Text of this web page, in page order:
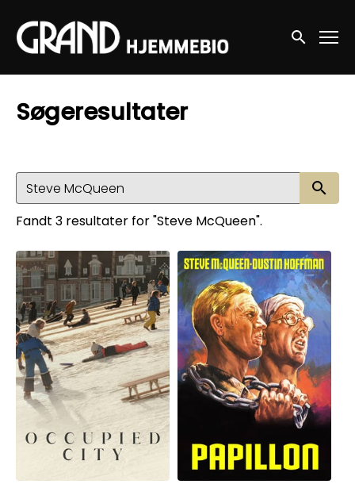
Accessibility Links
Søg nu
Søgeresultater
Fandt 3 resultater for "Steve McQueen".